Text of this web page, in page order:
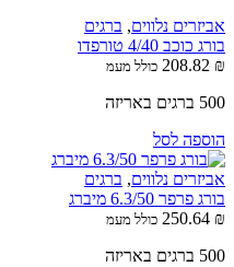
אביזרים נלווים, ברגים
בורג כוכב 4/40 טורפדו
208.82 ₪ כולל מעמ
500 ברגים באריזה
הוספה לסל
אביזרים נלווים, ברגים
בורג פרפר 6.3/50 מיברג
250.64 ₪ כולל מעמ
500 ברגים באריזה